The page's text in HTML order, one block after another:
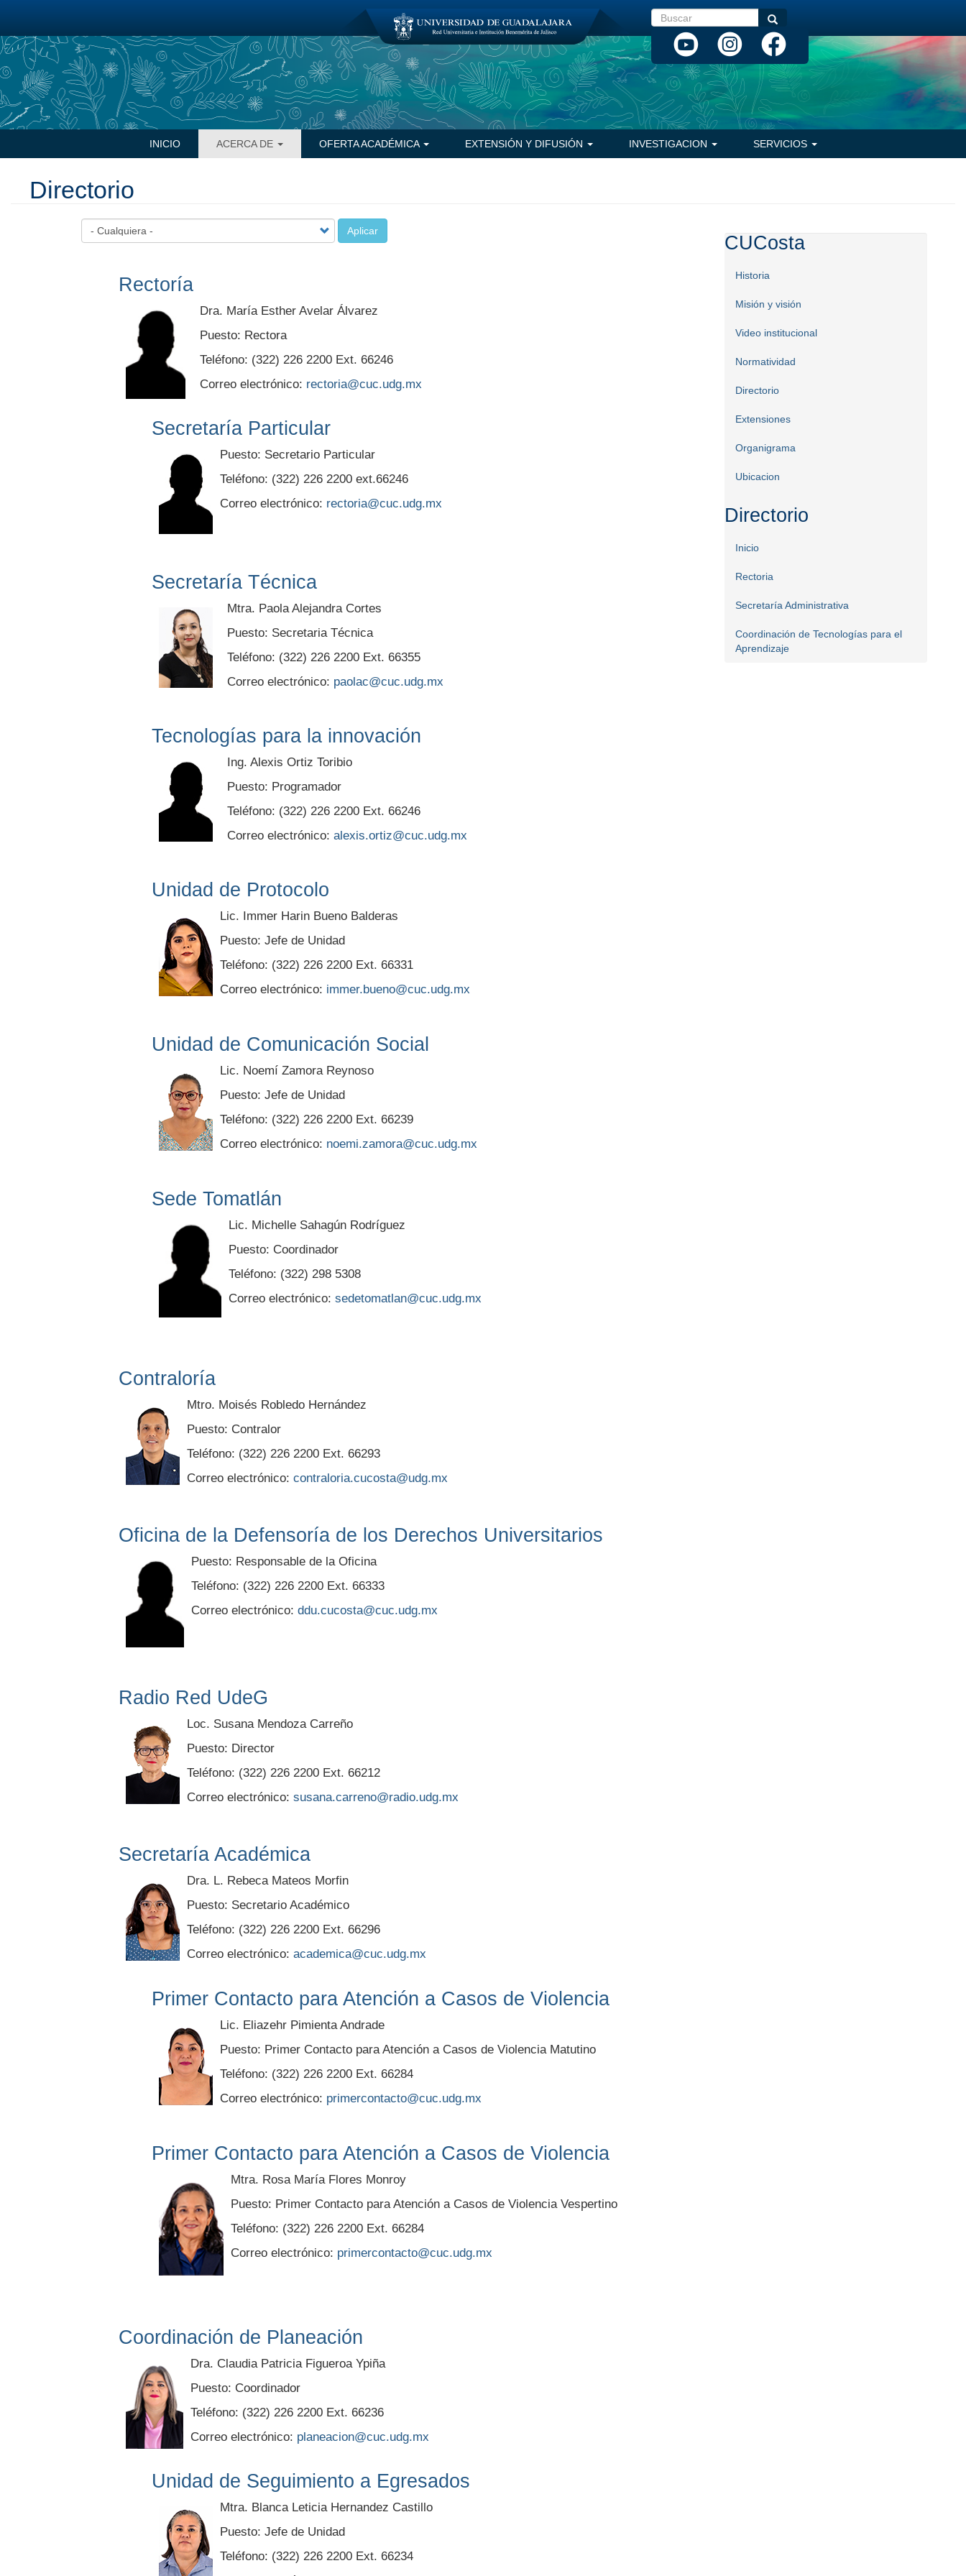
contenido
principal
Buscar Buscar
Navegación
principal
INICIO ACERCA DE OFERTA ACADÉMICA EXTENSIÓN Y DIFUSIÓN INVESTIGACION SERVICIOS
Directorio
Aplicar
Rectoría
Dra. María Esther Avelar Álvarez
Puesto: Rectora
Teléfono: (322) 226 2200 Ext. 66246
Correo electrónico: rectoria@cuc.udg.mx
Secretaría Particular
Puesto: Secretario Particular
Teléfono: (322) 226 2200 ext.66246
Correo electrónico: rectoria@cuc.udg.mx
Secretaría Técnica
Mtra. Paola Alejandra Cortes
Puesto: Secretaria Técnica
Teléfono: (322) 226 2200 Ext. 66355
Correo electrónico: paolac@cuc.udg.mx
Tecnologías para la innovación
Ing. Alexis Ortiz Toribio
Puesto: Programador
Teléfono: (322) 226 2200 Ext. 66246
Correo electrónico: alexis.ortiz@cuc.udg.mx
Unidad de Protocolo
Lic. Immer Harin Bueno Balderas
Puesto: Jefe de Unidad
Teléfono: (322) 226 2200 Ext. 66331
Correo electrónico: immer.bueno@cuc.udg.mx
Unidad de Comunicación Social
Lic. Noemí Zamora Reynoso
Puesto: Jefe de Unidad
Teléfono: (322) 226 2200 Ext. 66239
Correo electrónico: noemi.zamora@cuc.udg.mx
Sede Tomatlán
Lic. Michelle Sahagún Rodríguez
Puesto: Coordinador
Teléfono: (322) 298 5308
Correo electrónico: sedetomatlan@cuc.udg.mx
Contraloría
Mtro. Moisés Robledo Hernández
Puesto: Contralor
Teléfono: (322) 226 2200 Ext. 66293
Correo electrónico:contraloria.cucosta@udg.mx
Oficina de la Defensoría de los Derechos Universitarios
Puesto: Responsable de la Oficina
Teléfono: (322) 226 2200 Ext. 66333
Correo electrónico:ddu.cucosta@cuc.udg.mx
Radio Red UdeG
Loc. Susana Mendoza Carreño
Puesto: Director
Teléfono: (322) 226 2200 Ext. 66212
Correo electrónico:susana.carreno@radio.udg.mx
Secretaría Académica
Dra. L. Rebeca Mateos Morfin
Puesto: Secretario Académico
Teléfono: (322) 226 2200 Ext. 66296
Correo electrónico:academica@cuc.udg.mx
Primer Contacto para Atención a Casos de Violencia
Lic. Eliazehr Pimienta Andrade
Puesto: Primer Contacto para Atención a Casos de Violencia Matutino
Teléfono: (322) 226 2200 Ext. 66284
Correo electrónico: primercontacto@cuc.udg.mx
Primer Contacto para Atención a Casos de Violencia
Mtra. Rosa María Flores Monroy
Puesto: Primer Contacto para Atención a Casos de Violencia Vespertino
Teléfono: (322) 226 2200 Ext. 66284
Correo electrónico: primercontacto@cuc.udg.mx
Coordinación de Planeación
Dra. Claudia Patricia Figueroa Ypiña
Puesto: Coordinador
Teléfono: (322) 226 2200 Ext. 66236
Correo electrónico: planeacion@cuc.udg.mx
Unidad de Seguimiento a Egresados
Mtra. Blanca Leticia Hernandez Castillo
Puesto: Jefe de Unidad
Teléfono: (322) 226 2200 Ext. 66234
CUCosta
Historia
Misión y visión
Video institucional
Normatividad
Directorio
Extensiones
Organigrama
Ubicacion
Directorio
Inicio
Rectoria
Secretaría Administrativa
Coordinación de Tecnologías para el
Aprendizaje